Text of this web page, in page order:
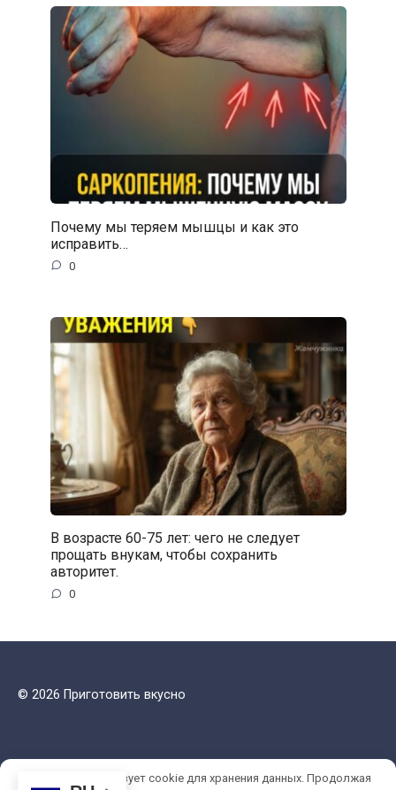
Почему мы теряем мышцы и как это
исправить…
0
В возрасте 60-75 лет: чего не следует
прощать внукам, чтобы сохранить
авторитет.
0
© 2026 Приготовить вкусно
Этот сайт использует cookie для хранения данных. Продолжая